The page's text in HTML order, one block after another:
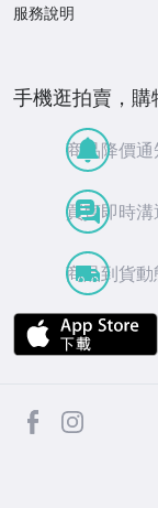
服務說明
手機逛拍賣，購
商品降價通
買賣即時溝
商品到貨動
facebook